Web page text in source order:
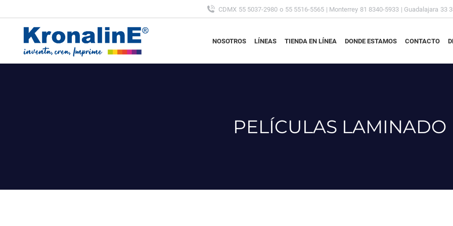
CDMX 55 5037-2980 o 55 5516-5565 | Monterrey 81 8340-5933 | Guadalajara 33
NOSOTROS LÍNEAS TIENDA EN LÍNEA DONDE ESTAMOS CONTACTO
PELÍCULAS LAMINADO